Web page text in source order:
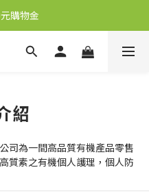
購物金
購物金
1盒，價值59元
購物金
紹
司為一間高品質有機產品零售
質素之有機個人護理，個人防